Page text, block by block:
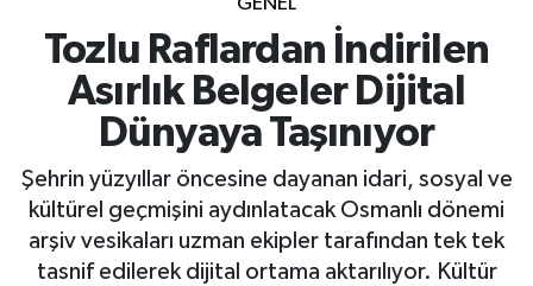
GENEL
Tozlu Raflardan İndirilen
Asırlık Belgeler Dijital
Dünyaya Taşınıyor
Şehrin yüzyıllar öncesine dayanan idari, sosyal ve
kültürel geçmişini aydınlatacak Osmanlı dönemi
arşiv vesikaları uzman ekipler tarafından tek tek
tasnif edilerek dijital ortama aktarılıyor. Kültür